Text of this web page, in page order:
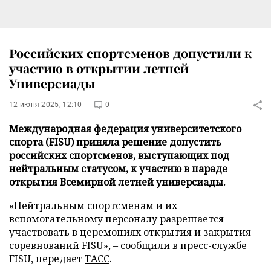
Российских спортсменов допустили к
участию в открытии летней
Универсиады
12 июня 2025, 12:10 0
Международная федерация университетского
спорта (FISU) приняла решение допустить
российских спортсменов, выступающих под
нейтральным статусом, к участию в параде
открытия Всемирной летней универсиады.
«Нейтральным спортсменам и их
вспомогательному персоналу разрешается
участвовать в церемониях открытия и закрытия
соревнований FISU», – сообщили в пресс-службе
FISU, передаетТАСС.